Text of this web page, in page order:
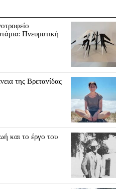
Πνευματική
της Βρετανίδας
και το έργο του